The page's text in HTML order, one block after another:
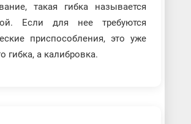
такая гибка называется
Если для нее требуются
приспособления, это уже
гибка, а калибровка.